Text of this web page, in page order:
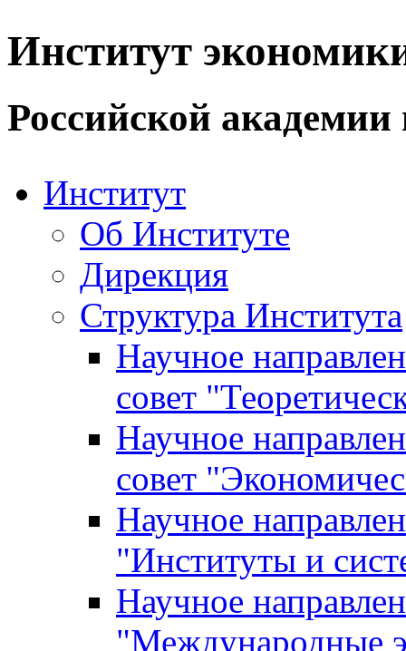
Институт
Российской академии
Институт
Об Институте
Дирекция
Структура Института
Научное
совет
Научное
совет
Научное
"Институты и
Научное
"Международные